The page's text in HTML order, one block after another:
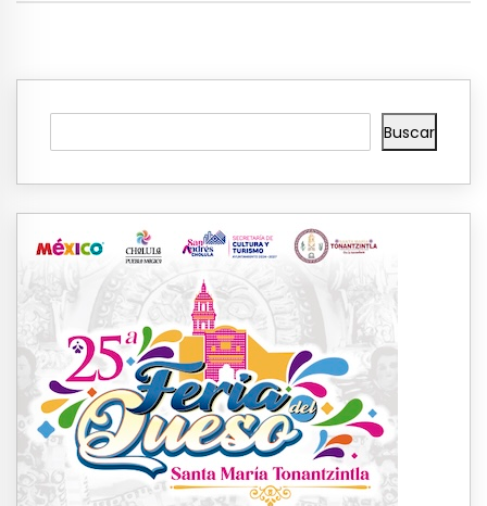
Buscar